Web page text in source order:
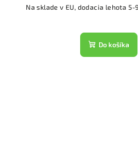
Na sklade v EU, dodacia lehota
Do košíka